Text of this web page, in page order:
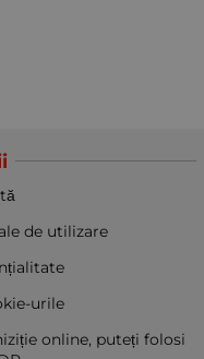
de utilizare
urile
online, puteți folosi